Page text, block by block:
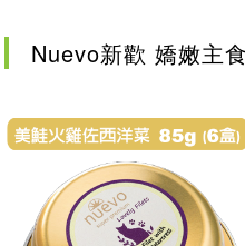
Nuevo新歡 嬌嫩主